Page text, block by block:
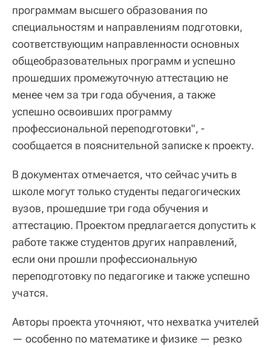
программам высшего образования по
специальностям и направлениям подготовки,
соответствующим направленности основных
общеобразовательных программ и успешно
прошедших промежуточную аттестацию не
менее чем за три года обучения, а также
успешно освоивших программу
профессиональной переподготовки", -
сообщается в пояснительной записке к проекту.
В документах отмечается, что сейчас учить в
школе могут только студенты педагогических
вузов, прошедшие три года обучения и
аттестацию. Проектом предлагается допустить к
работе также студентов других направлений,
если они прошли профессиональную
переподготовку по педагогике и также успешно
учатся.
Авторы проекта уточняют, что нехватка учителей
— особенно по математике и физике — резко